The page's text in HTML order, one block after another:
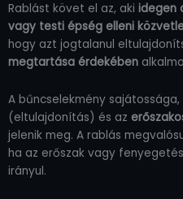
Rablást követ el az, aki idegen
vagy testi épség elleni
hogy azt jogtalanul
megtartása érdekében
A bűncselekmény sajátossága,
(eltulajdonítás) és az
jelenik meg. A rablás
ha az erőszak vagy
irányul.